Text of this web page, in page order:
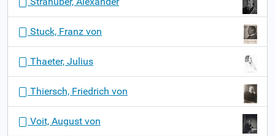
Stuck, Franz von
Thaeter, Julius
Thiersch, Friedrich von
Voit, August von